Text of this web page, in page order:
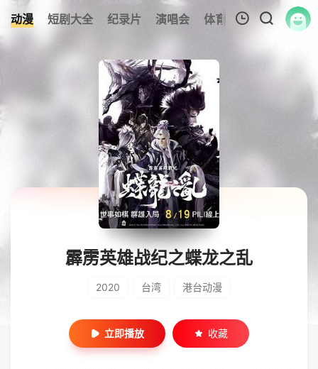
动漫 短剧大全 纪录片 演唱会 体育赛事 伦理片
我的观影记录
暂无观看影片的记录
霹雳英雄战纪之蝶龙之乱
2020 台湾 港台动漫
立即播放 收藏